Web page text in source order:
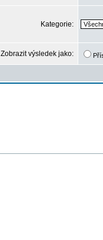
Kategorie:
Zobrazit výsledek jako: